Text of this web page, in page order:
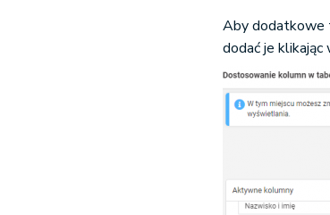
Aby dodatkowe
dodać je klikając